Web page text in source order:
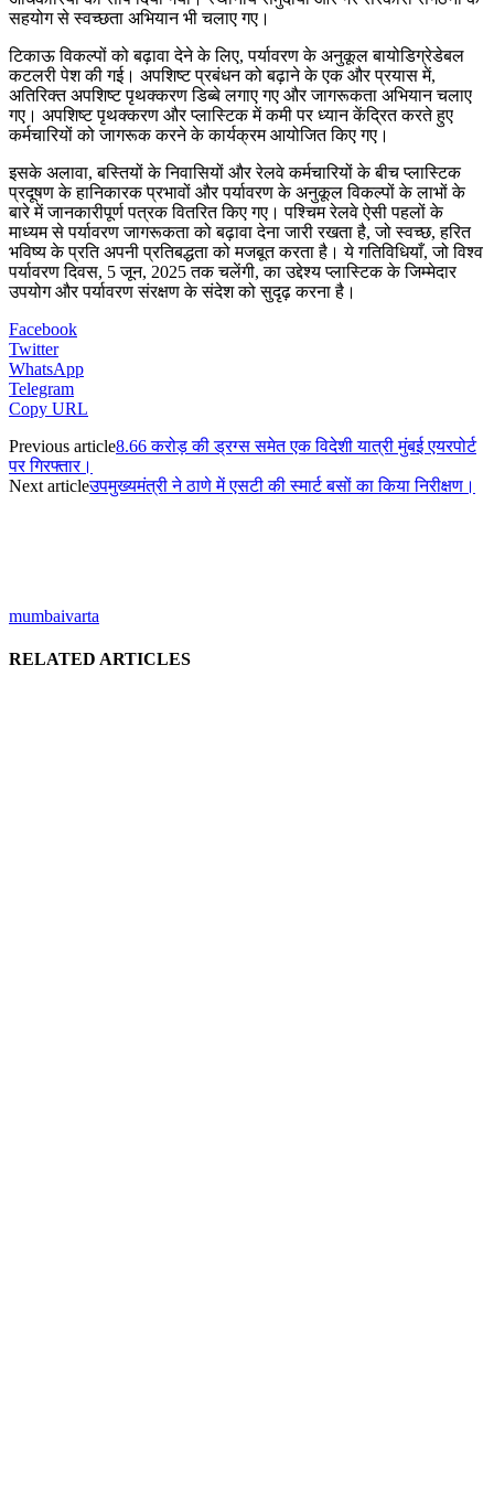
सहयोग से स्वच्छता अभियान भी चलाए गए।
टिकाऊ विकल्पों को बढ़ावा देने के लिए, पर्यावरण के अनुकूल बायोडिग्रेडेबल
कटलरी पेश की गई। अपशिष्ट प्रबंधन को बढ़ाने के एक और प्रयास में,
अतिरिक्त अपशिष्ट पृथक्करण डिब्बे लगाए गए और जागरूकता अभियान चलाए
गए। अपशिष्ट पृथक्करण और प्लास्टिक में कमी पर ध्यान केंद्रित करते हुए
कर्मचारियों को जागरूक करने के कार्यक्रम आयोजित किए गए।
इसके अलावा, बस्तियों के निवासियों और रेलवे कर्मचारियों के बीच प्लास्टिक
प्रदूषण के हानिकारक प्रभावों और पर्यावरण के अनुकूल विकल्पों के लाभों के
बारे में जानकारीपूर्ण पत्रक वितरित किए गए। पश्चिम रेलवे ऐसी पहलों के
माध्यम से पर्यावरण जागरूकता को बढ़ावा देना जारी रखता है, जो स्वच्छ, हरित
भविष्य के प्रति अपनी प्रतिबद्धता को मजबूत करता है। ये गतिविधियाँ, जो विश्व
पर्यावरण दिवस, 5 जून, 2025 तक चलेंगी, का उद्देश्य प्लास्टिक के जिम्मेदार
उपयोग और पर्यावरण संरक्षण के संदेश को सुदृढ़ करना है।
Facebook
Twitter
WhatsApp
Telegram
Copy URL
Previous article8.66 करोड़ की ड्रग्स समेत एक विदेशी यात्री मुंबई एयरपोर्ट
पर गिरफ्तार।
Next articleउपमुख्यमंत्री ने ठाणे में एसटी की स्मार्ट बसों का किया निरीक्षण।
mumbaivarta
RELATED ARTICLES